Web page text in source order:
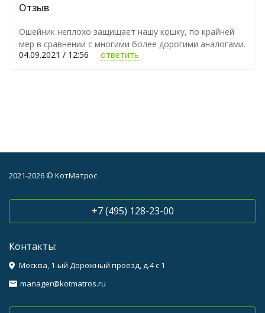
Отзыв
Ошейник неплохо защищает нашу кошку, по крайней
мер в сравнении с многими более дорогими аналогами.
04.09.2021 / 12:56
ответить
2021-2026 © КотМатрос
+7 (495) 128-23-00
Контакты:
Москва, 1-ый Дорожный проезд, д.4 с 1
manager@kotmatros.ru